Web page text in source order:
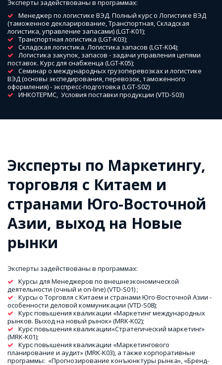
Эксперты задействованы в программах:
Менеджер по логистике ВЭД. Полный курс о Логистике ВЭД
(таможенное декларирование, Транспортная, Складская
логистика, управление запасами) (LGT-K01);
Транспортная логистика (LGT-K03);
Складская логистика. Логистика запасов (LGT-K04);
Логистика закупок, запасов - задачи управления цепями
поставок. Курс для снабженца (LGT-K05);
Семинар о международных грузоперевозках и логистике
ВЭД (основы экспедирования, перевозок, таможенного
оформления) - экспресс-подготовка (LGT-S02)
ИНКОТЕРМС,  Условия поставки продукции (VTD-S03)
Эксперты по Маркетингу,
торговля с Китаем и
странами Юго-Восточной
Азии, выход на Новые
рынки
Эксперты задействованы в программах:
Курсы для Менеджеров по внешнеэкономической
деятельности (очный и on-line) (VTD-S01) ;
Курсы о Торговля с Китаем и странами Юго-Восточной Азии -
особенности деловой коммуникации (VTD-S08);
Курс повышения кваликации «Маркетинг международных
рынков. Выход на новый рынок» (MRK-K02);
Курс повышения кваликации«Стратегический маркетинг»
(MRK-K01);
Курс повышения кваликации «Маркетингового
планирование и аудит» (MRK-K03), а также корпоративные
программы:  «Прогнозирование конъюнктуры рынка», «Бренд-